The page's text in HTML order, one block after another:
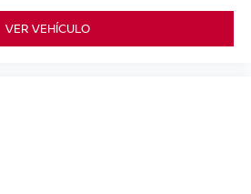
VER VEHÍCULO